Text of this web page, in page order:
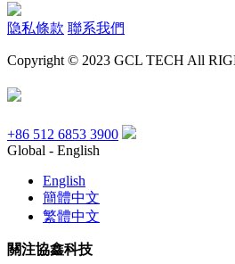
隐私條款 聯系我們
Copyright © 2023 GCL TECH All
+86 512 6853 3900
Global - English
English
簡體中文
繁體中文
關注協鑫科技